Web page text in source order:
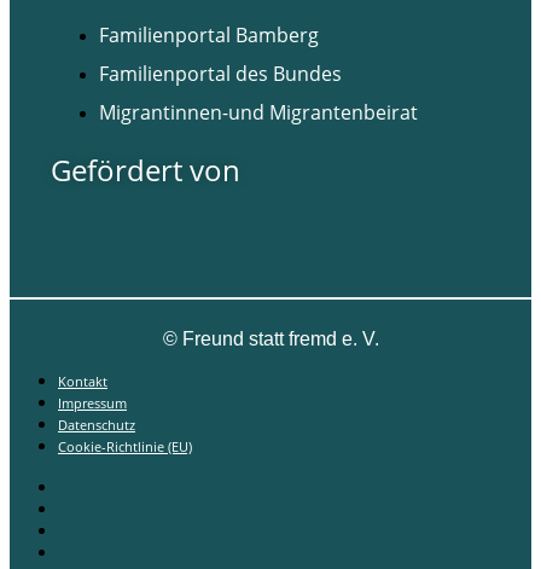
Familienportal Bamberg
Familienportal des Bundes
Migrantinnen-und Migrantenbeirat
Gefördert von
©Freund statt fremd e. V.
Kontakt
Impressum
Datenschutz
Cookie-Richtlinie (EU)